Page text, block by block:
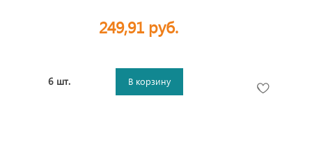
249,91 руб.
6 шт. В корзину